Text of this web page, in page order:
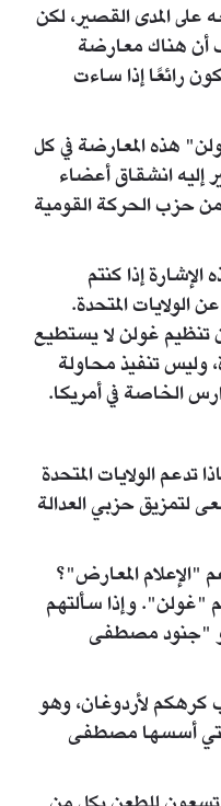
على المدى القصير، لكن
أن هناك معارضة
رائعًا إذا ساءت
هذه المعارضة في كل
انشقاق أعضاء
حزب الحركة القومية
إذا كنتم
المتحدة.
تنظيم غولن لا يستطيع
وليس تنفيذ محاولة
الخاصة في أمريكا.
الولايات المتحدة
لتمزيق حزبي العدالة
"الإعلام المعارض"؟
"غولن". وإذا سألتهم
أو "جنود مصطفى
كرهكم لأردوغان، وهو
أسسها مصطفى